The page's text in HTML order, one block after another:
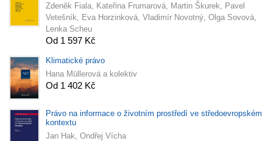
Zdeněk Fiala, Kateřina Frumarová, Martin Škurek, Pavel
Vetešník, Eva Horzinková, Vladimír Novotný, Olga Sovová,
Lenka Scheu
Od 1 597 Kč
Klimatické právo
Hana Müllerová a kolektiv
Od 1 402 Kč
Právo na informace o životním prostředí ve středoevropském
kontextu
Jan Hak, Ondřej Vícha